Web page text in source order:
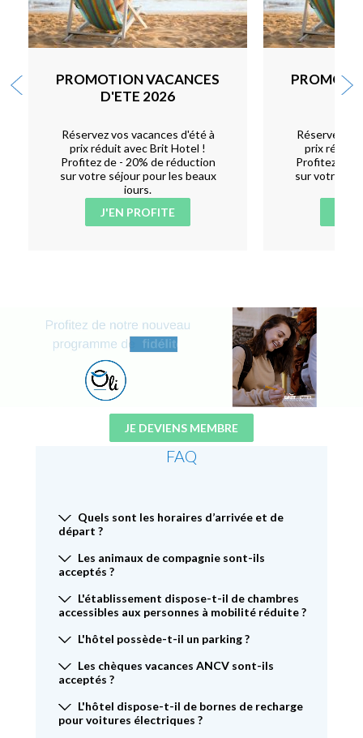
PROMOTION VACANCES
D'ETE 2026
Réservez vos vacances d'été à
prix réduit avec Brit Hotel !
Profitez de - 20% de réduction
sur votre séjour pour les beaux
jours.
J'EN PROFITE
Réservez
prix réduit
Profitez de -
sur votre
JE DEVIENS MEMBRE
FAQ
Quels sont les horaires d’arrivée et de
départ ?
Les animaux de compagnie sont-ils
acceptés ?
L'établissement dispose-t-il de chambres
accessibles aux personnes à mobilité réduite ?
L'hôtel possède-t-il un parking ?
Les chèques vacances ANCV sont-ils
acceptés ?
L'hôtel dispose-t-il de bornes de recharge
pour voitures électriques ?